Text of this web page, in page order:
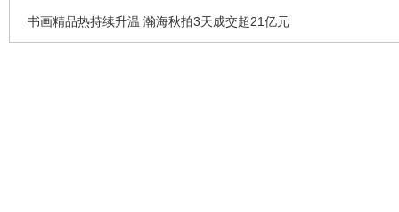
书画精品热持续升温 瀚海秋拍3天成交超21亿元